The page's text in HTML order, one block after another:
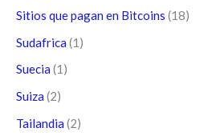
Sitios que pagan en Bitcoins (18)
Sudafrica (1)
Suecia (1)
Suiza (2)
Tailandia (2)